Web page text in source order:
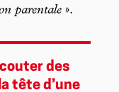
parentale ».
des
tête d’une